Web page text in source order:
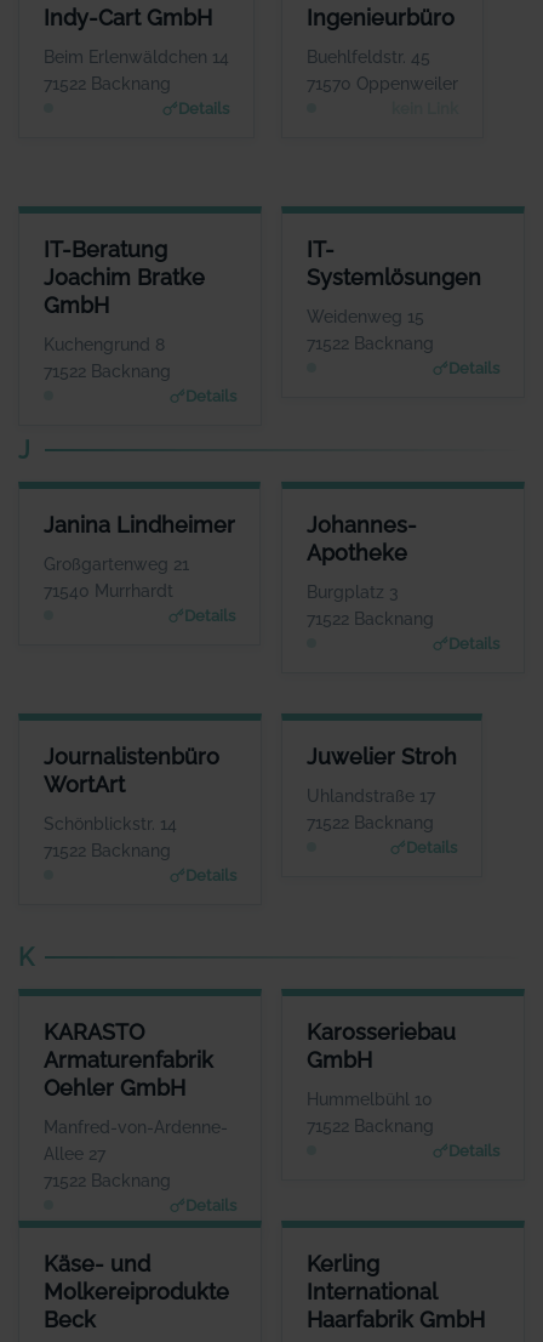
Indy-Cart GmbH
Beim Erlenwäldchen 14
71522 Backnang
Details
INDY-CART GMBH
ANSPRECHPARTNER
Herr Michele
Ciuffreda
WEBSITE
www.indy-cart.de
Ingenieurbüro
Buehlfeldstr. 45
71570 Oppenweiler
INGENIEURBÜRO
ANSPRECHPARTNER
Herr Gerhard Kipf
WEBSITE
Keine Website hinterlegt
IT-Beratung
Joachim Bratke
GmbH
Kuchengrund 8
71522 Backnang
Details
IT-BERATUNG JOACHIM BRATKE GMBH
ANSPRECHPARTNER
Herr Joachim Bratke
WEBSITE
www.kabelinternetberatung.de
IT-
Systemlösungen
Weidenweg 15
71522 Backnang
Details
ANSPRECHPARTNER
Herr Jürgen
Lehmann
www.itsystemloesunge
n.de
J
Janina Lindheimer
Großgartenweg 21
71540 Murrhardt
Details
JANINA LINDHEIMER
Frau Janina
Lindheimer
WEBSITE
www.lindheimer.aktuell
Johannes-
Apotheke
Burgplatz 3
71522 Backnang
Details
JOHANNES-APOTHEKE
ANSPRECHPARTNER
Herr Thomas Förster
www.johannes-apothek
Journalistenbüro
WortArt
Schönblickstr. 14
71522 Backnang
Details
JOURNALISTENBÜRO WORTART
Frau Birgit Schneider
www.wortart-texte.de
Juwelier Stroh
Uhlandstraße 17
71522 Backnang
Details
JUWELIER STROH
Herr Götz Stroh
www.juwelier-stroh.de
K
KARASTO
Armaturenfabrik
Oehler GmbH
Manfred-von-Ardenne-
Allee 27
71522 Backnang
Details
KARASTO ARMATURENFABRIK OEHLER GMBH
ANSPRECHPARTNER
Frau Carola Reese
WEBSITE
www.karasto.de
Karosseriebau
GmbH
Hummelbühl 10
71522 Backnang
Details
KAROSSERIEBAU GMBH
ANSPRECHPARTNER
Herr Romy Fritz
www.fritz-karosserieba
Käse- und
Molkereiprodukte
Beck
KÄSE- UND MOLKEREIPRODUKTE BECK
ANSPRECHPARTNER
Herr Eberhard Beck
WEBSITE
Kerling
International
Haarfabrik GmbH
KERLING INTERNATIONAL